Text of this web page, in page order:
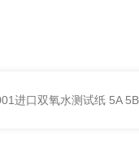
进口双氧水测试纸 5A